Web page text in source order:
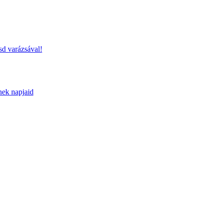
varázsával!
napjaid